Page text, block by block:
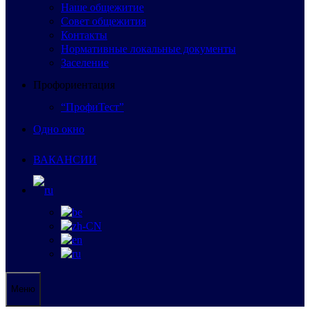
Наше общежитие
Совет общежития
Контакты
Нормативные локальные документы
Заселение
Профориентация
“ПрофиТест”
Одно окно
ВАКАНСИИ
Меню